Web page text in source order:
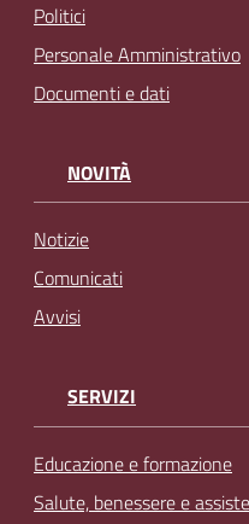
Politici
Personale Amministrativo
Documenti e dati
NOVITÀ
Notizie
Comunicati
Avvisi
SERVIZI
Educazione e formazione
Salute, benessere e